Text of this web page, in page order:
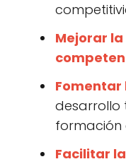
Mejorar
Fomentar
desarrollo
formación
Facilitar